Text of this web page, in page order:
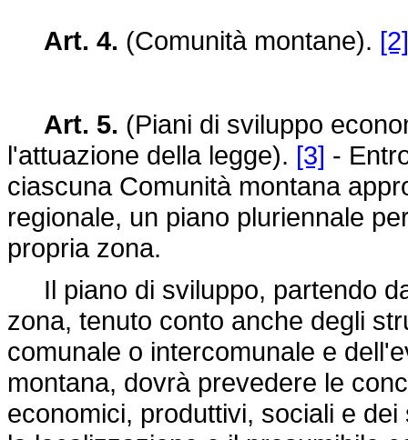
Art. 4. (Comunità montane). [2]
Art. 5. (Piani di sviluppo
l'attuazione della legge). [3] -
ciascuna Comunità montana
regionale, un piano pluriennale
propria zona.
Il piano di sviluppo, partendo
zona, tenuto conto anche degli
comunale o intercomunale e
montana, dovrà prevedere le
economici, produttivi, sociali e